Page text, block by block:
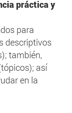
práctica y
para
descriptivos
también,
así
en la